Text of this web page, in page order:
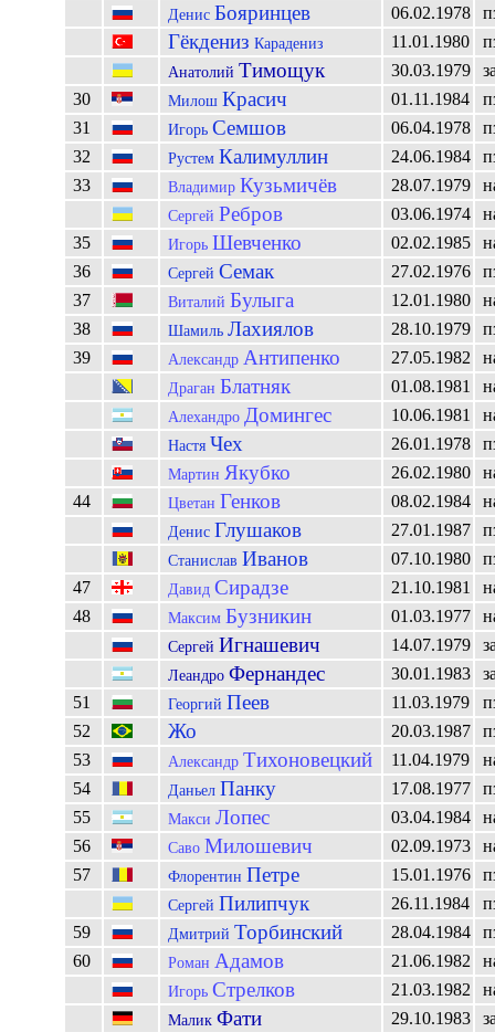
Денис Бояринцев 06.02.1978
Гёкдениз Карадениз 11.01.1980
АнатолийТимощук 30.03.1979
30
Милош Красич 01.11.1984
31
ИгорьСемшов 06.04.1978
32
Рустем Калимуллин 24.06.1984
33
Владимир Кузьмичёв 28.07.1979
Сергей Ребров 03.06.1974
35
Игорь Шевченко 02.02.1985
36
СергейСемак 27.02.1976
37
Виталий Булыга 12.01.1980
38
ШамильЛахиялов 28.10.1979
39
Александр Антипенко 27.05.1982
Драган Блатняк 01.08.1981
Алехандро Домингес 10.06.1981
Настя Чех 26.01.1978
Мартин Якубко 26.02.1980
44
Цветан Генков 08.02.1984
Денис Глушаков 27.01.1987
Станислав Иванов 07.10.1980
47
ДавидСирадзе 21.10.1981
48
Максим Бузникин 01.03.1977
Сергей Игнашевич 14.07.1979
ЛеандроФернандес 30.01.1983
51
Георгий Пеев 11.03.1979
52
Жо 20.03.1987
53
АлександрТихоновецкий 11.04.1979
54
Даньел Панку 17.08.1977
55
МаксиЛопес 03.04.1984
56
Саво Милошевич 02.09.1973
57
Флорентин Петре 15.01.1976
Сергей Пилипчук 26.11.1984
59
ДмитрийТорбинский 28.04.1984
60
Роман Адамов 21.06.1982
ИгорьСтрелков 21.03.1982
МаликФати 29.10.1983